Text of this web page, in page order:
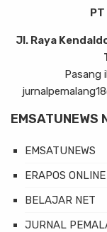
PT
Jl. Raya
Pasang
EMSATUNEWS
EMSATUNEWS
ERAPOS ONLINE
BELAJAR NET
JURNAL